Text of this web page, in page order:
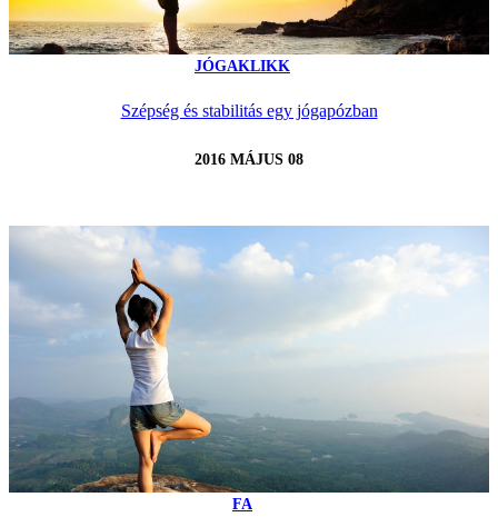
JÓGAKLIKK
Szépség és stabilitás egy jógapózban
2016 MÁJUS 08
FA